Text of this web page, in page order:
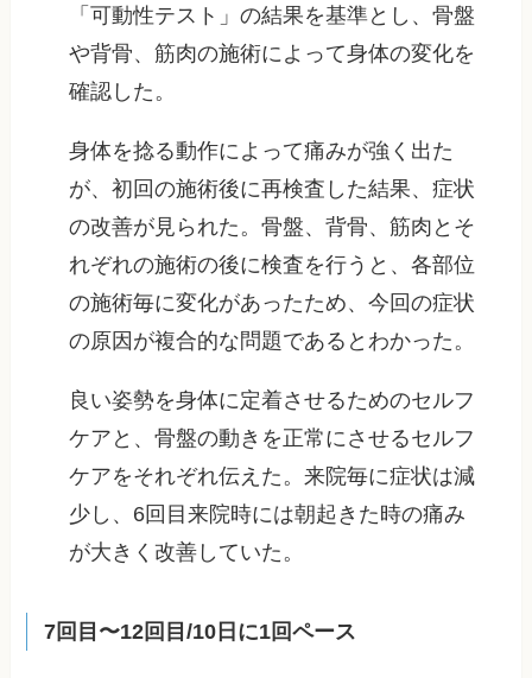
「可動性テスト」の結果を基準とし、骨盤
や背骨、筋肉の施術によって身体の変化を
確認した。
身体を捻る動作によって痛みが強く出た
が、初回の施術後に再検査した結果、症状
の改善が見られた。骨盤、背骨、筋肉とそ
れぞれの施術の後に検査を行うと、各部位
の施術毎に変化があったため、今回の症状
の原因が複合的な問題であるとわかった。
良い姿勢を身体に定着させるためのセルフ
ケアと、骨盤の動きを正常にさせるセルフ
ケアをそれぞれ伝えた。来院毎に症状は減
少し、6回目来院時には朝起きた時の痛み
が大きく改善していた。
7回目〜12回目/10日に1回ペース